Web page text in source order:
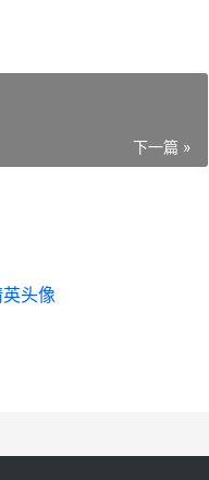
下一篇 »
头像